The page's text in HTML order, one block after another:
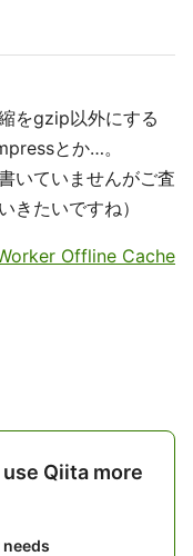
をgzip以外にする
とか…。
いていませんがご査
きたいですね）
Offline Cache
Qiita more